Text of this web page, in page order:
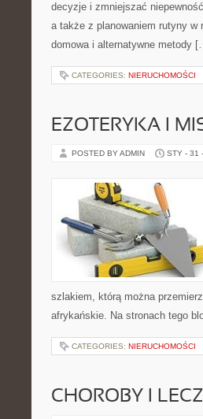
decyzje i zmniejszać
a także z planowaniem rutyny
domowa i alternatywne metody
CATEGORIES: NIERUCHOMOŚCI
EZOTERYKA I
POSTED BY ADMIN STY - 31
szlakiem, którą można
afrykańskie. Na stronach tego
CATEGORIES: NIERUCHOMOŚCI
CHOROBY I